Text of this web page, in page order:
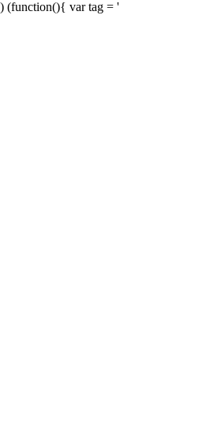
) (function(){ var tag = '